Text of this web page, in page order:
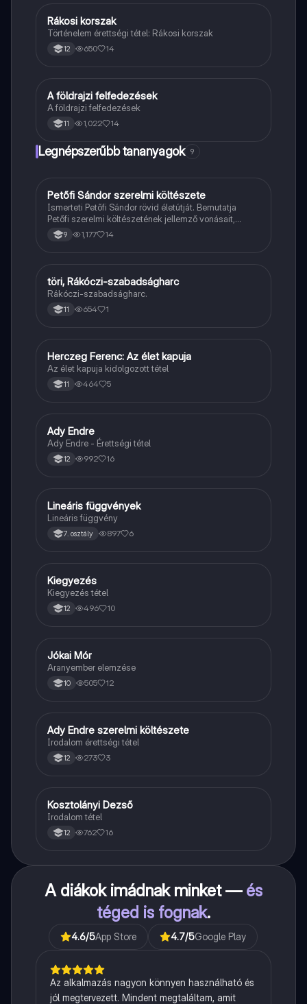
Töri
Rákosi korszak
Történelem érettségi tétel: Rákosi korszak
12 650 14
Töri
A földrajzi felfedezések
A földrajzi felfedezések
11 1,022 14
Legnépszerűbb tananyagok 9
Magyar
Petőfi Sándor szerelmi költészete
Ismerteti Petőfi Sándor rövid életútját. Bemutatja
Petőfi szerelmi költészetének jellemző vonásait,
vereseinek ihletőit és külön kitér a hitvesi
költészetére.
9 1,177 14
Töri
töri, Rákóczi-szabadságharc
Rákóczi-szabadságharc.
11 654 1
Magyar
Herczeg Ferenc: Az élet kapuja
Az élet kapuja kidolgozott tétel
11 464 5
Magyar
Ady Endre
Ady Endre - Érettségi tétel
12 992 16
Matek
Lineáris függvények
Lineáris függvény
7. osztály 897 6
Töri
Kiegyezés
Kiegyezés tétel
12 496 10
Magyar
Jókai Mór
Aranyember elemzése
10 505 12
Magyar
Ady Endre szerelmi költészete
Irodalom érettségi tétel
12 273 3
Magyar
Kosztolányi Dezső
Irodalom tétel
12 762 16
A diákok imádnak minket — és
téged is fognak.
4.6/5App Store 4.7/5Google Play
Az alkalmazás nagyon könnyen használható és
jól megtervezett. Mindent megtaláltam, amit